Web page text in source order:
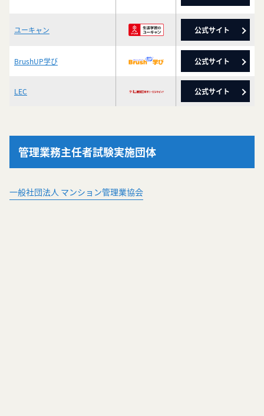
ユーキャン 公式サイト
BrushUP学び 公式サイト
LEC 公式サイト
管理業務主任者試験実施団体
一般社団法人 マンション管理業協会